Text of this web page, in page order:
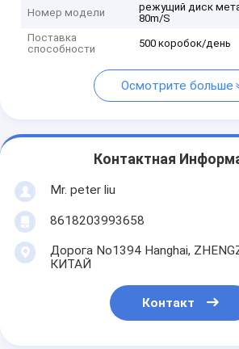
Номер модели
режущий диск
80m/S
Поставка
способности
500 коробок/день
Осмотрите больше
Контактная
Mr. peter liu
8618203993658
Дорога No1394 Hanghai,
КИТАЙ
Контакт